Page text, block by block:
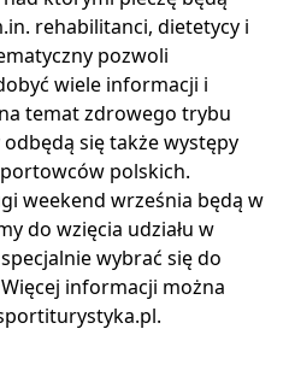
rehabilitanci, dietetycy i
pozwoli
wiele informacji i
temat zdrowego trybu
się także występy
polskich.
weekend września będą w
do wzięcia udziału w
wybrać się do
informacji można